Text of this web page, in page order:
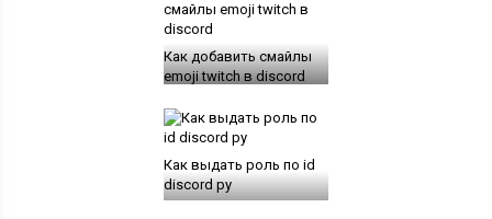
Как добавить смайлы
emoji twitch в discord
Как выдать роль по id
discord py